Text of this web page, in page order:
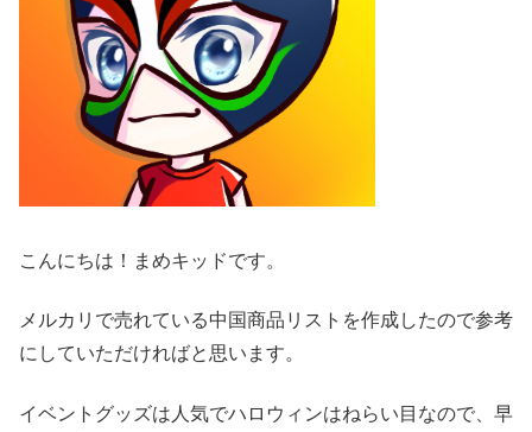
こんにちは！まめキッドです。
メルカリで売れている中国商品リストを作成したので参考
にしていただければと思います。
イベントグッズは人気でハロウィンはねらい目なので、早